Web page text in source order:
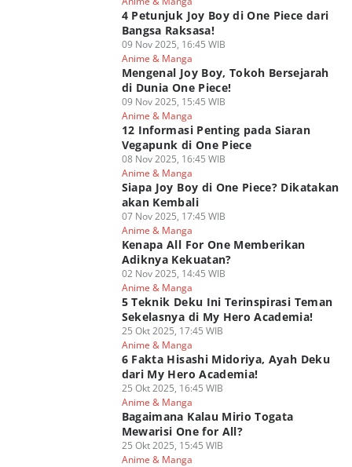
4 Petunjuk Joy Boy di One Piece dari
Bangsa Raksasa!
09 Nov 2025, 16:45 WIB
Anime & Manga
Mengenal Joy Boy, Tokoh Bersejarah
di Dunia One Piece!
09 Nov 2025, 15:45 WIB
Anime & Manga
12 Informasi Penting pada Siaran
Vegapunk di One Piece
08 Nov 2025, 16:45 WIB
Anime & Manga
Siapa Joy Boy di One Piece? Dikatakan
akan Kembali
07 Nov 2025, 17:45 WIB
Anime & Manga
Kenapa All For One Memberikan
Adiknya Kekuatan?
02 Nov 2025, 14:45 WIB
Anime & Manga
5 Teknik Deku Ini Terinspirasi Teman
Sekelasnya di My Hero Academia!
25 Okt 2025, 17:45 WIB
Anime & Manga
6 Fakta Hisashi Midoriya, Ayah Deku
dari My Hero Academia!
25 Okt 2025, 16:45 WIB
Anime & Manga
Bagaimana Kalau Mirio Togata
Mewarisi One for All?
25 Okt 2025, 15:45 WIB
Anime & Manga